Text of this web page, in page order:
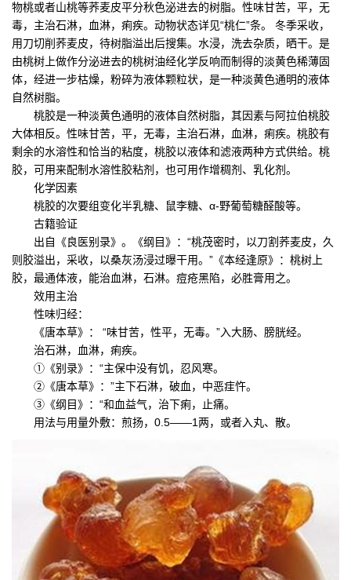
物桃或者山桃等荞麦皮平分秋色泌进去的树脂。性味甘苦，平，无
毒，主治石淋，血淋，痢疾。动物状态详见“桃仁”条。 冬季采收，
用刀切削荞麦皮，待树脂溢出后搜集。水浸，洗去杂质，晒干。是
由桃树上做作分泌进去的桃树油经化学反响而制得的淡黄色稀薄固
体，经进一步枯燥，粉碎为液体颗粒状，是一种淡黄色通明的液体
自然树脂。
桃胶是一种淡黄色通明的液体自然树脂，其因素与阿拉伯桃胶
大体相反。性味甘苦，平，无毒，主治石淋，血淋，痢疾。桃胶有
剩余的水溶性和恰当的粘度，桃胶以液体和滤液两种方式供给。桃
胶，可用来配制水溶性胶粘剂，也可用作增稠剂、乳化剂。
化学因素
桃胶的次要组变化半乳糖、鼠李糖、α-野葡萄糖醛酸等。
古籍验证
出自《良医别录》。《纲目》：“桃茂密时，以刀割荞麦皮，久
则胶溢出，采收，以桑灰汤浸过曝干用。”《本经逢原》：桃树上
胶，最通体液，能治血淋，石淋。痘疮黑陷，必胜膏用之。
效用主治
性味归经：
《唐本草》： “味甘苦，性平，无毒。”入大肠、膀胱经。
治石淋，血淋，痢疾。
①《别录》：“主保中没有饥，忍风寒。
②《唐本草》：”主下石淋，破血，中恶疰忤。
③《纲目》：“和血益气，治下痢，止痛。
用法与用量外敷：煎扬，0.5——1两，或者入丸、散。